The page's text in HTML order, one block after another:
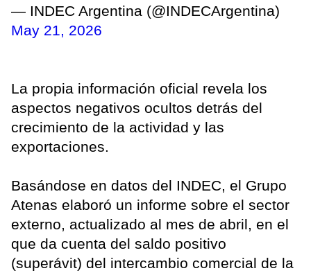
— INDEC Argentina (@INDECArgentina)
May 21, 2026
La propia información oficial revela los
aspectos negativos ocultos detrás del
crecimiento de la actividad y las
exportaciones.
Basándose en datos del INDEC, el Grupo
Atenas elaboró un informe sobre el sector
externo, actualizado al mes de abril, en el
que da cuenta del saldo positivo
(superávit) del intercambio comercial de la